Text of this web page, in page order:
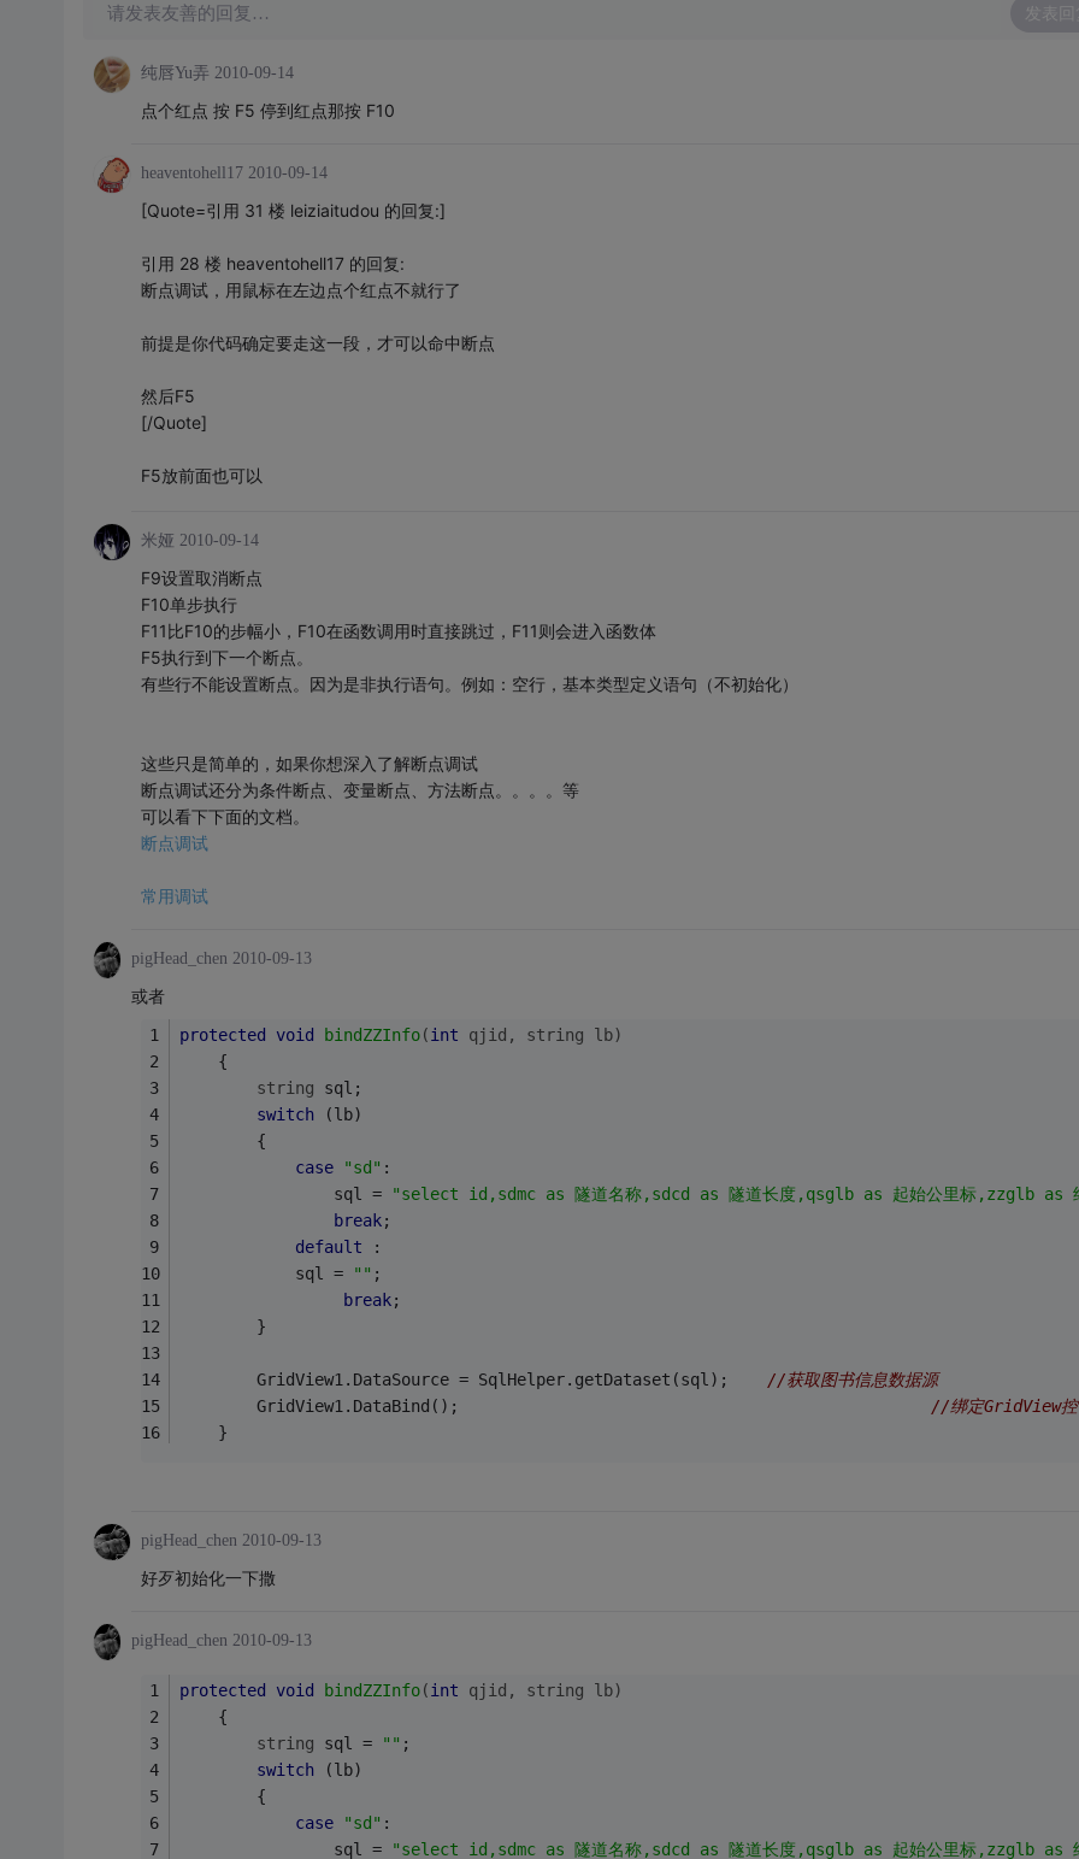
请发表友善的回复… 发表回
纯唇Yu弄 2010-09-14
点个红点 按 F5 停到红点那按 F10
heaventohell17 2010-09-14
[Quote=引用 31 楼 leiziaitudou 的回复:]
引用 28 楼 heaventohell17 的回复:
断点调试，用鼠标在左边点个红点不就行了
前提是你代码确定要走这一段，才可以命中断点
然后F5
[/Quote]
F5放前面也可以
米娅 2010-09-14
F9设置取消断点
F10单步执行
F11比F10的步幅小，F10在函数调用时直接跳过，F11则会进入函数体
F5执行到下一个断点。
有些行不能设置断点。因为是非执行语句。例如：空行，基本类型定义语句（不初始化）
这些只是简单的，如果你想深入了解断点调试
断点调试还分为条件断点、变量断点、方法断点。。。。等
可以看下下面的文档。
断点调试
常用调试
pigHead_chen 2010-09-13
或者
protected void bindZZInfo(int qjid, string lb)
    {
string sql;
switch (lb)
        {
case
"sd" :
                sql =
"select id,sdmc as 隧道名称,sdcd as 隧道长度,qsglb as 起始公里标,zzglb as
break;
default :
            sql =
"" ;
break;
        }
        GridView1.DataSource = SqlHelper.getDataset(sql);
//获取图书信息数据源
        GridView1.DataBind();
//绑定GridView控
    }
pigHead_chen 2010-09-13
好歹初始化一下撒
pigHead_chen 2010-09-13
protected void bindZZInfo(int qjid, string lb)
    {
string sql = "" ;
switch (lb)
        {
case
"sd" :
                sql =
"select id,sdmc as 隧道名称,sdcd as 隧道长度,qsglb as 起始公里标,zzglb as